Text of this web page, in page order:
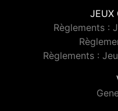
JEUX
Règlements :
Règlements :